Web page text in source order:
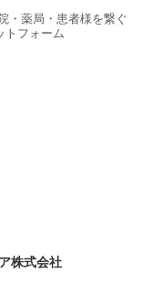
・薬局・患者様を繋ぐ
トフォーム
株式会社